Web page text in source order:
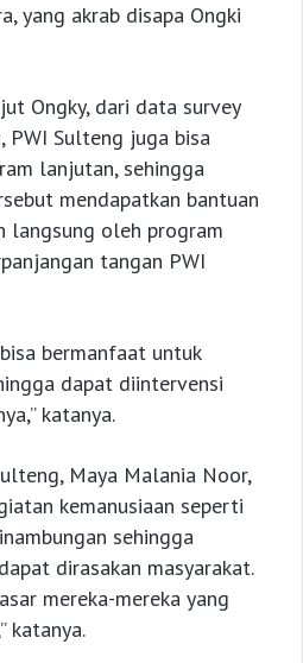
yang akrab disapa Ongki
Ongky, dari data survey
PWI Sulteng juga bisa
lanjutan, sehingga
mendapatkan bantuan
langsung oleh program
tangan PWI
bermanfaat untuk
dapat diintervensi
katanya.
Maya Malania Noor,
kemanusiaan seperti
sehingga
dirasakan masyarakat.
mereka-mereka yang
katanya.